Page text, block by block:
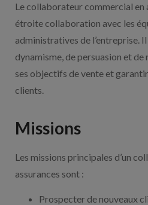
Le collaborateur commercial en
étroite collaboration avec les
administratives de l’entreprise.
dynamisme, de persuasion et
ses objectifs de vente et
clients.
Missions
Les missions principales d’un
assurances sont :
Prospecter de nouveaux